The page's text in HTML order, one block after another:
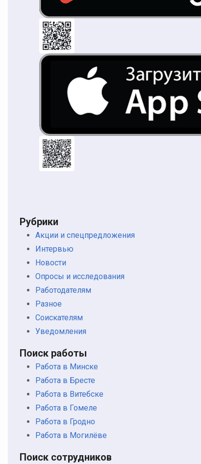
Рубрики
Акции и спецпредложения
Интервью
Новости
Опросы и исследования
Работодателям
Разное
Соискателям
Уведомления
Поиск работы
Работа в Минске
Работа в Бресте
Работа в Витебске
Работа в Гомеле
Работа в Гродно
Работа в Могилёве
Поиск сотрудников